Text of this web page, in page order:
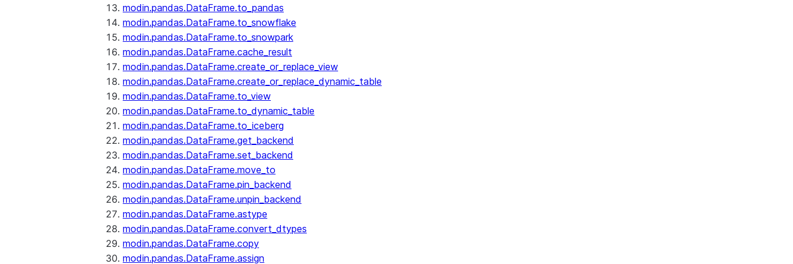
modin.pandas.DataFrame.to_pandas
modin.pandas.DataFrame.to_snowflake
modin.pandas.DataFrame.to_snowpark
modin.pandas.DataFrame.cache_result
modin.pandas.DataFrame.create_or_replace_view
modin.pandas.DataFrame.create_or_replace_dynamic_table
modin.pandas.DataFrame.to_view
modin.pandas.DataFrame.to_dynamic_table
modin.pandas.DataFrame.to_iceberg
modin.pandas.DataFrame.get_backend
modin.pandas.DataFrame.set_backend
modin.pandas.DataFrame.move_to
modin.pandas.DataFrame.pin_backend
modin.pandas.DataFrame.unpin_backend
modin.pandas.DataFrame.astype
modin.pandas.DataFrame.convert_dtypes
modin.pandas.DataFrame.copy
modin.pandas.DataFrame.assign